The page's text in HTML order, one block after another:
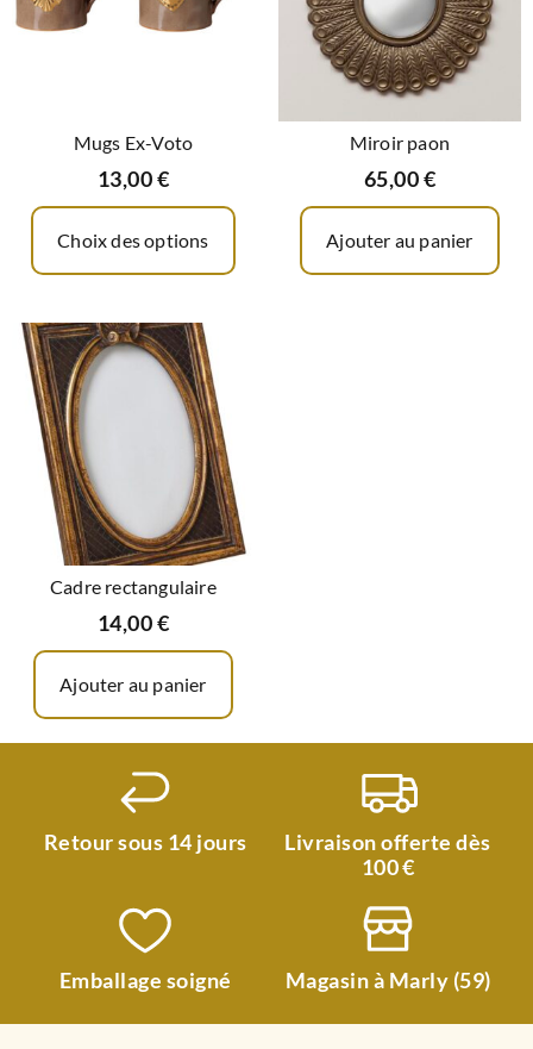
Mugs Ex-Voto
13,00€
Choix des options
Miroir paon
65,00€
Ajouter au panier
Cadre rectangulaire
14,00€
Ajouter au panier
Retour sous 14 jours
Livraison offerte dès
100 €
Emballage soigné Magasin à Marly (59)